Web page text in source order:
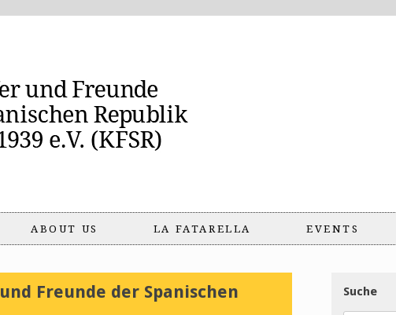
ABOUT US LA FATARELLA EVENTS
Freunde der Spanischen Suche